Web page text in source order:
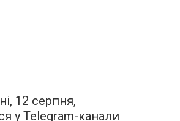
12 серпня,
у Telegram-канали